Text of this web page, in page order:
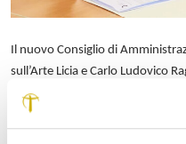
Il nuovo Consiglio di
sull’Arte Licia e Carlo Ludovico
maggio, all’unanimità ha eletto
riconfermato vice-presidente